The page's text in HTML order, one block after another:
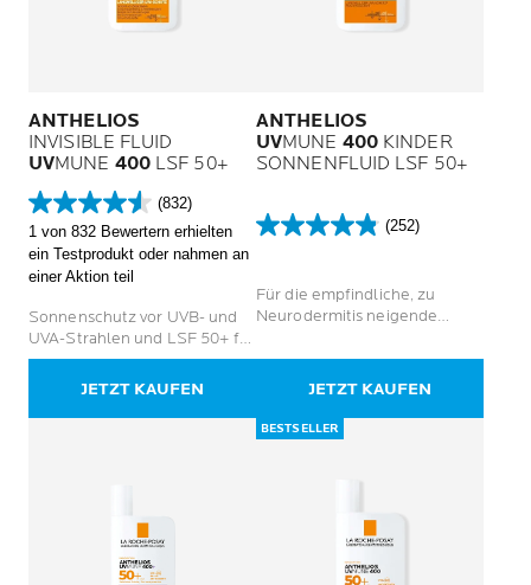
ANTHELIOS
INVISIBLE FLUID
UVMUNE 400LSF 50+
(832)
4.6
von
5
Sternen.
Bewertungen
1 von 832 Bewertern erhielten
ein Testprodukt oder nahmen an
einer Aktion teil
Sonnenschutz vor UVB- und
UVA-Strahlen und LSF 50+ für
empfindliche Haut
JETZT KAUFEN
ANTHELIOS
UVMUNE 400KINDER
SONNENFLUID LSF 50+
(252)
4.8
Sternen.
252
Für die empfindliche, zu
Neurodermitis neigende
JETZT KAUFEN
BESTSELLER